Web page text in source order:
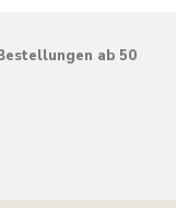
ab 50